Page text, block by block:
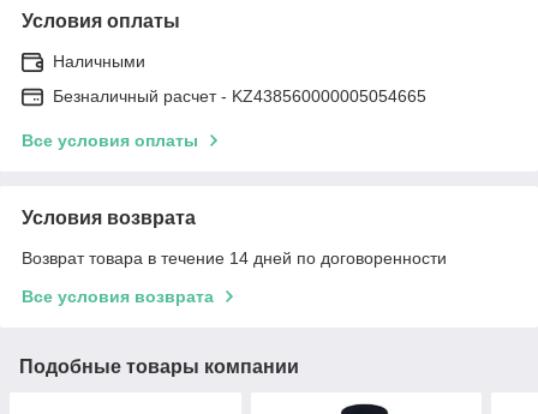
Условия оплаты
Наличными
Безналичный расчет - KZ438560000005054665
Все условия оплаты
Условия возврата
Возврат товара в течение 14 дней по договоренности
Все условия возврата
Подобные товары компании